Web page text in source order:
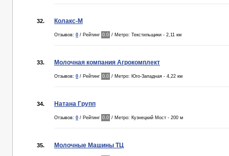
32. Колакс-М
Отзывов: 0 / Рейтинг 0.0 / Метро: Текстильщики - 2,11 км
33. Молочная компания Агрокомплект
Отзывов: 0 / Рейтинг 0.0 / Метро: Юго-Западная - 4,22 км
34. Натана Групп
Отзывов: 0 / Рейтинг 0.0 / Метро: Кузнецкий Мост - 200 м
35. Молочные Машины ТЦ